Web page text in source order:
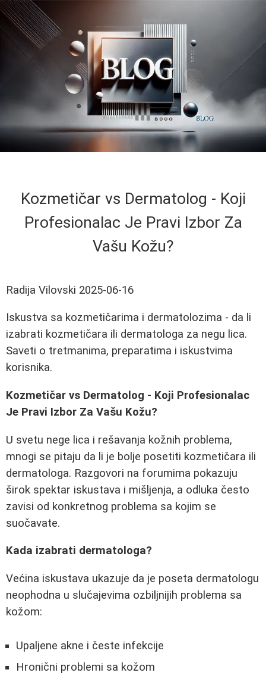
Kozmetičar vs Dermatolog - Koji
Profesionalac Je Pravi Izbor Za
Vašu Kožu?
Radija Vilovski 2025-06-16
Iskustva sa kozmetičarima i dermatolozima - da li
izabrati kozmetičara ili dermatologa za negu lica.
Saveti o tretmanima, preparatima i iskustvima
korisnika.
Kozmetičar vs Dermatolog - Koji Profesionalac
Je Pravi Izbor Za Vašu Kožu?
U svetu nege lica i rešavanja kožnih problema,
mnogi se pitaju da li je bolje posetiti kozmetičara ili
dermatologa. Razgovori na forumima pokazuju
širok spektar iskustava i mišljenja, a odluka često
zavisi od konkretnog problema sa kojim se
suočavate.
Kada izabrati dermatologa?
Većina iskustava ukazuje da je poseta dermatologu
neophodna u slučajevima ozbiljnijih problema sa
kožom:
Upaljene akne i česte infekcije
Hronični problemi sa kožom